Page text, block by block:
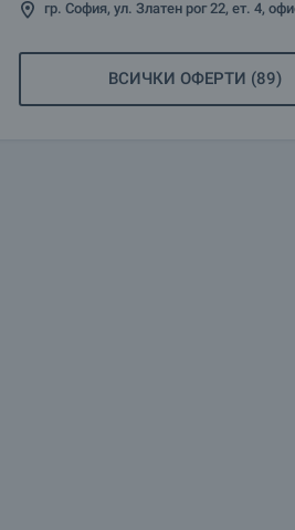
гр. София, ул. Златен рог 22, ет. 4,
ВСИЧКИ ОФЕРТИ (89)